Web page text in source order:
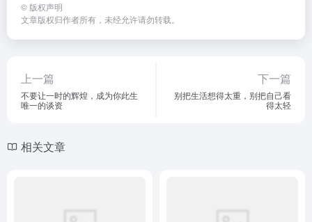
© 版权声明
文章版权归作者所有，未经允许请勿转载。
上一篇
不要让一时的辉煌，成为你此生
唯一的谈资
下一篇
别把生活想得太重，别把自己看
得太轻
相关文章